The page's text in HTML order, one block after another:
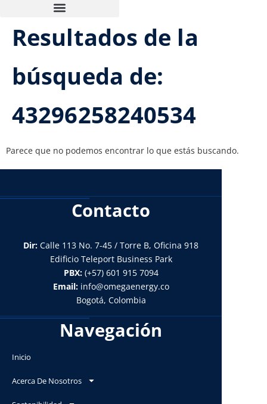
Resultados de la
búsqueda de:
43296258240534
Parece que no podemos encontrar lo que estás buscando.
Navegación
Inicio
Acerca De Nosotros
Contacto
Dir: Calle 113 No. 7-45 / Torre B, Oficina 918
Edificio Teleport Business Park
PBX:(+57) 601 915 7094
Email:info@omegaenergy.co
Bogotá, Colombia